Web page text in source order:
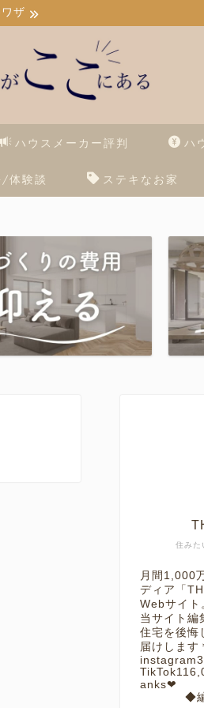
ザ
ハウスメーカー評判 ハ
/体験談 ステキなお家
住みた
月間1,000
ディア「
Webサイト
当サイト編
住宅を後悔
届けします
anks❤︎
◆